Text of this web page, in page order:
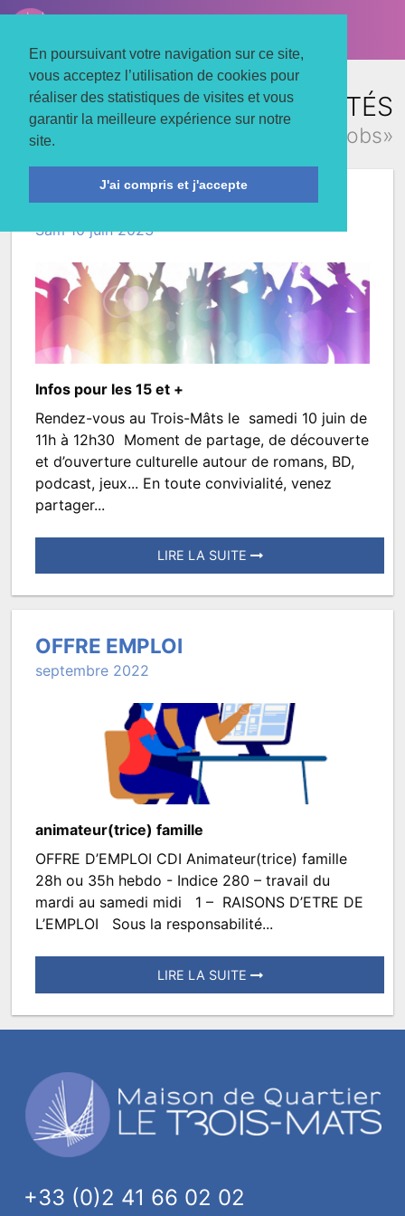
En poursuivant votre navigation sur ce site,
vous acceptez l’utilisation de cookies pour
réaliser des statistiques de visites et vous
garantir la meilleure expérience sur notre
site.
J'ai compris et j'accepte
LE TROIS MATS
TOUTES LES ACTUALITÉS
concernant «jobs»
Pote Culture!
Sam 10 juin 2023
Infos pour les 15 et +
Pote
Culture!
Rendez-vous au Trois-Mâts le samedi 10 juin de
11h à 12h30 Moment de partage, de découverte
et d’ouverture culturelle autour de romans, BD,
podcast, jeux... En toute convivialité, venez
partager...
LIRE LA SUITE
Posté
8
décembre
2022
TROISMATS.JEUNESSE
OFFRE EMPLOI
septembre 2022
animateur(trice) famille
OFFRE
EMPLOI
OFFRE D’EMPLOI CDI Animateur(trice) famille
28h ou 35h hebdo - Indice 280 – travail du
mardi au samedi midi 1 – RAISONS D’ETRE DE
L’EMPLOI Sous la responsabilité...
LIRE LA SUITE
Posté
juillet
2022
à
11:37.
par
+33 (0)2 41 66 02 02